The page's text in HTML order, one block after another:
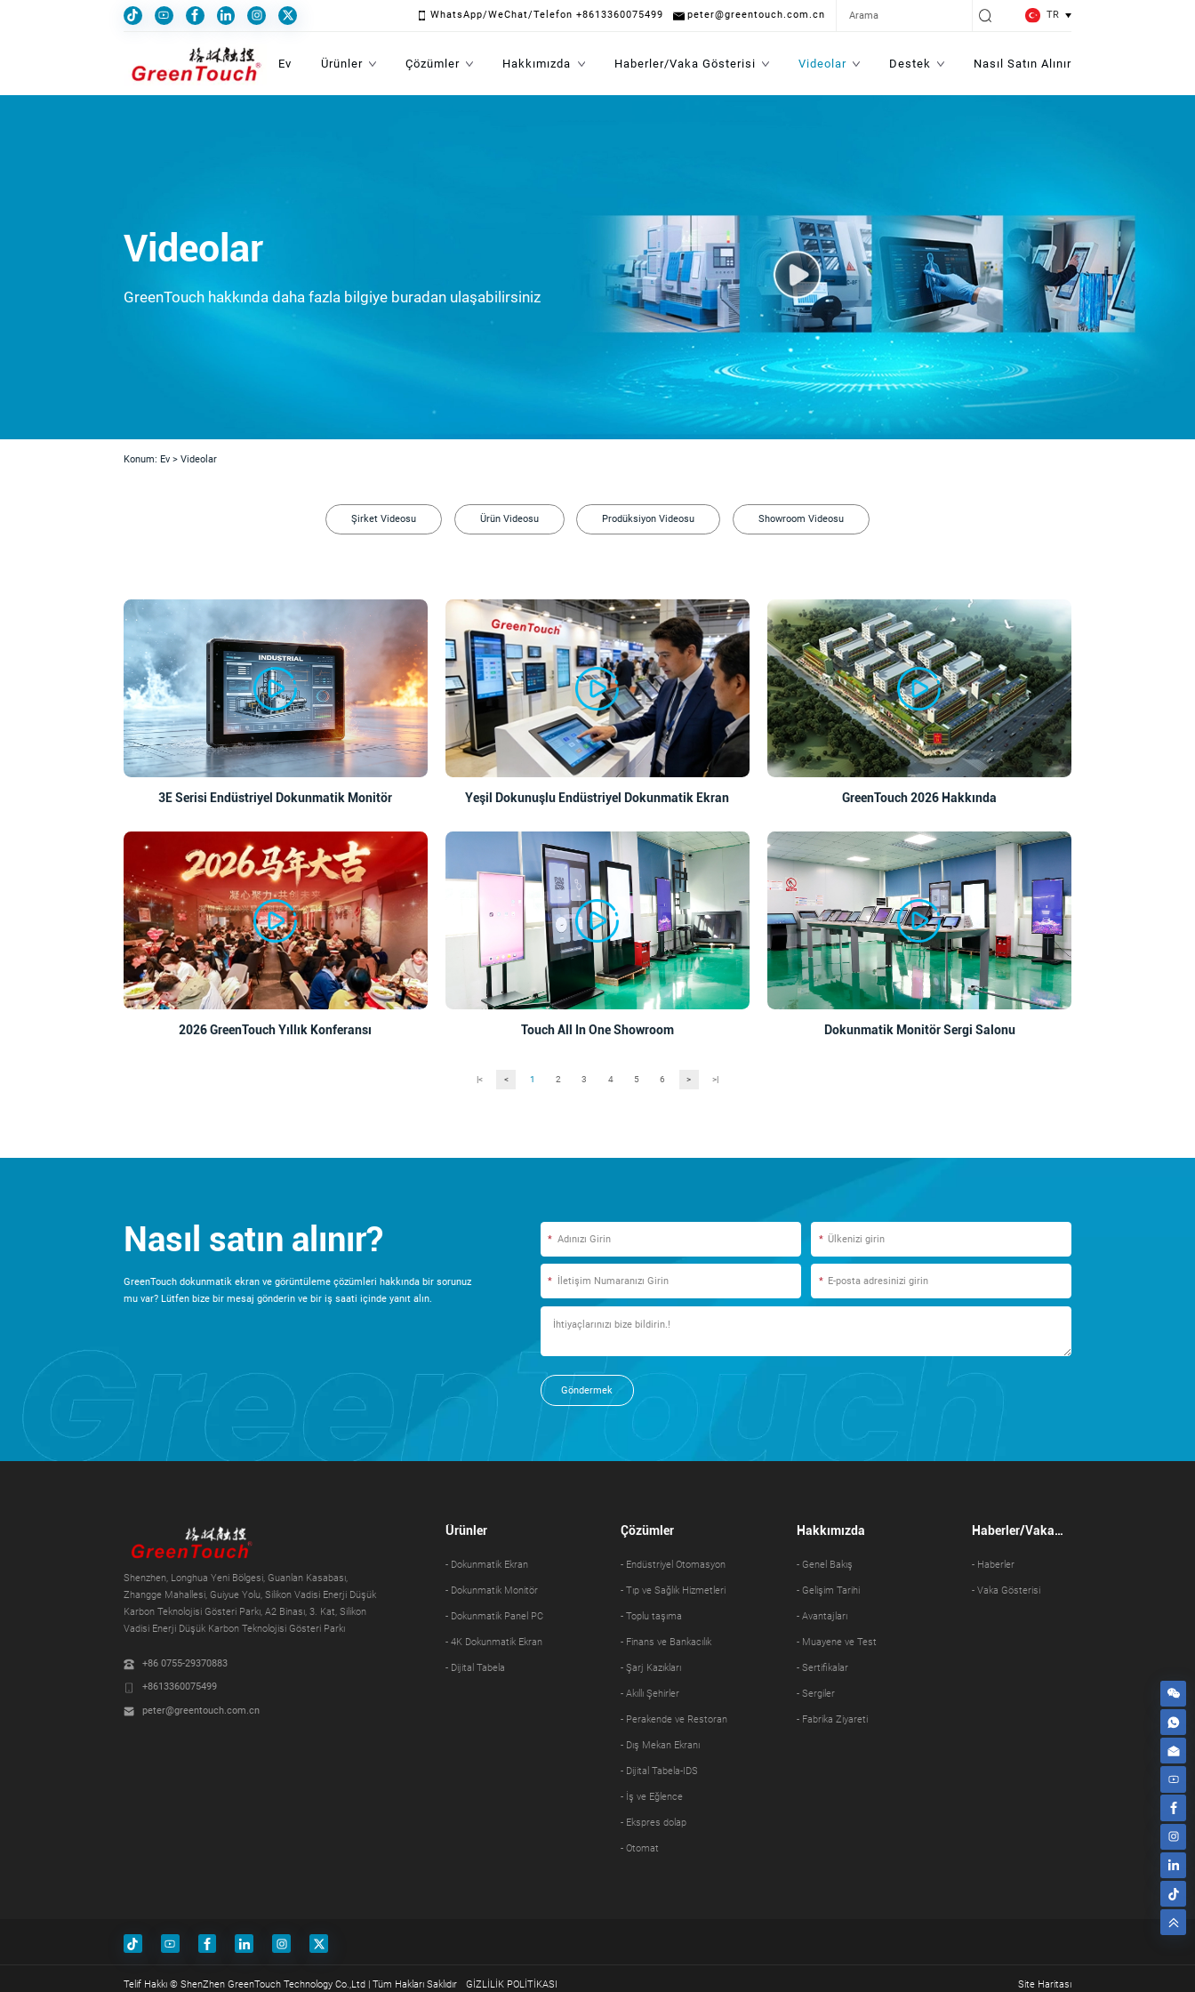
WhatsApp/WeChat/Telefon +8613360075499 peter@greentouch.com.cn TR
Ev Ürünler Çözümler Hakkımızda Haberler/Vaka Gösterisi Videolar Destek Nasıl Satın Alınır
Videolar
GreenTouch hakkında daha fazla bilgiye buradan ulaşabilirsiniz
Konum: Ev>Videolar
Şirket Videosu Ürün Videosu Prodüksiyon Videosu Showroom Videosu
3E Serisi Endüstriyel Dokunmatik Monitör Yeşil Dokunuşlu Endüstriyel Dokunmatik Ekran GreenTouch 2026 Hakkında
2026 GreenTouch Yıllık Konferansı Touch All In One Showroom Dokunmatik Monitör Sergi Salonu
|< < 1 2 3 4 5 6 > >|
Nasıl satın alınır?
GreenTouch dokunmatik ekran ve görüntüleme çözümleri hakkında bir sorunuz
mu var? Lütfen bize bir mesaj gönderin ve bir iş saati içinde yanıt alın.
* *
* *
Göndermek
Shenzhen, Longhua Yeni Bölgesi, Guanlan Kasabası,
Zhangge Mahallesi, Guiyue Yolu, Silikon Vadisi Enerji Düşük
Karbon Teknolojisi Gösteri Parkı, A2 Binası, 3. Kat, Silikon
Vadisi Enerji Düşük Karbon Teknolojisi Gösteri Parkı
+86 0755-29370883
+8613360075499
peter@greentouch.com.cn
Ürünler
- Dokunmatik Ekran
- Dokunmatik Monitör
- Dokunmatik Panel PC
- 4K Dokunmatik Ekran
- Dijital Tabela
Çözümler
- Endüstriyel Otomasyon
- Tıp ve Sağlık Hizmetleri
- Toplu taşıma
- Finans ve Bankacılık
- Şarj Kazıkları
- Akıllı Şehirler
- Perakende ve Restoran
- Dış Mekan Ekranı
- Dijital Tabela-IDS
- İş ve Eğlence
- Ekspres dolap
- Otomat
Hakkımızda
- Genel Bakış
- Gelişim Tarihi
- Avantajları
- Muayene ve Test
- Sertifikalar
- Sergiler
- Fabrika Ziyareti
Haberler/Vaka
- Haberler
- Vaka Gösterisi
Telif Hakkı © ShenZhen GreenTouch Technology Co.,Ltd | Tüm Hakları Saklıdır GİZLİLİK POLİTİKASI Site Haritası